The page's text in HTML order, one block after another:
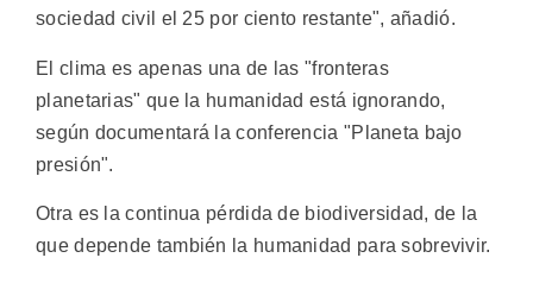
sociedad civil el 25 por ciento restante", añadió.
El clima es apenas una de las "fronteras
planetarias" que la humanidad está ignorando,
según documentará la conferencia "Planeta bajo
presión".
Otra es la continua pérdida de biodiversidad, de la
que depende también la humanidad para sobrevivir.